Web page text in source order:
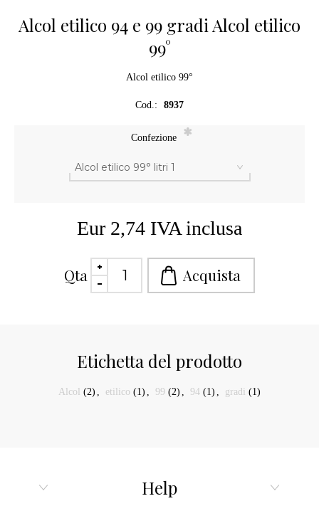
Alcol etilico 94 e 99 gradi Alcol etilico
99°
Alcol etilico 99°
Cod.: 8937
Confezione *
Eur 2,74 IVA inclusa
Qta
Etichetta del prodotto
Alcol (2) etilico (1) 99 (2) 94 (1) gradi (1)
Help